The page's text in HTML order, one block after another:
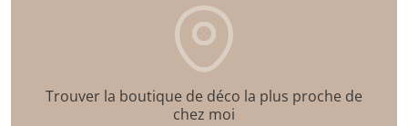
Trouver la boutique de déco la plus proche de
chez moi